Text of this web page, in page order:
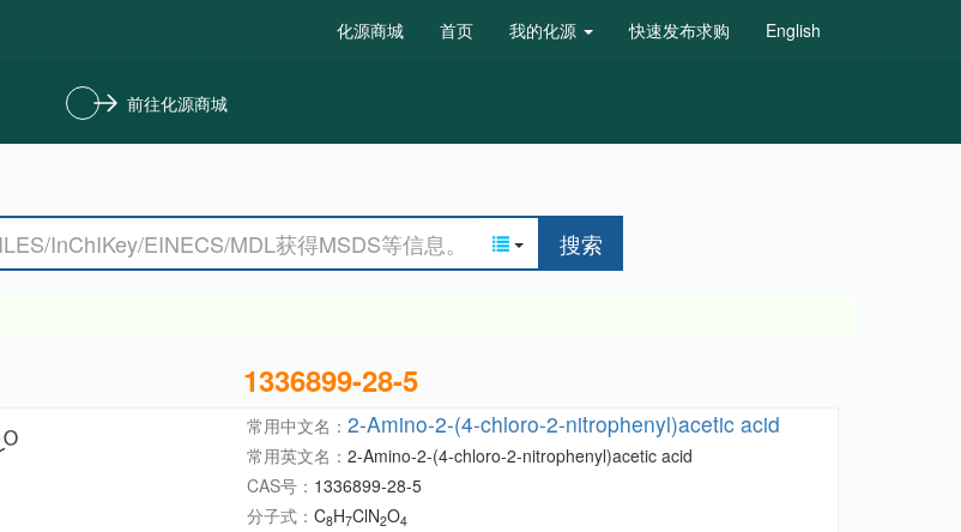
化源商城 首页 我的化源 快速发布求购 English
前往化源商城
搜索
1336899-28-5
常用中文名： 2-Amino-2-(4-chloro-2-nitrophenyl)acetic acid
常用英文名： 2-Amino-2-(4-chloro-2-nitrophenyl)acetic acid
CAS号： 1336899-28-5
分子式： C8H7ClN2O4